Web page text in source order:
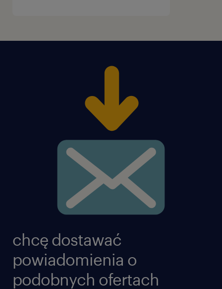
chcę dostawać
powiadomienia o
podobnych ofertach